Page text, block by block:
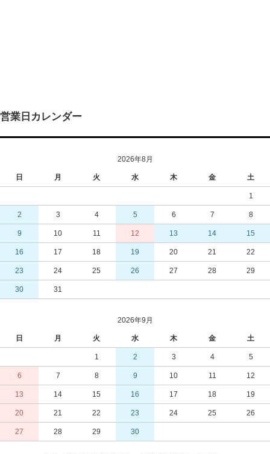
営業日カレンダー
2026年8月
日 月 火 水 木 金 土
1
2 3 4 5 6 7 8
9 10 11 12 13 14 15
16 17 18 19 20 21 22
23 24 25 26 27 28 29
30 31
2026年9月
日 月 火 水 木 金 土
1 2 3 4 5
6 7 8 9 10 11 12
13 14 15 16 17 18 19
20 21 22 23 24 25 26
27 28 29 30